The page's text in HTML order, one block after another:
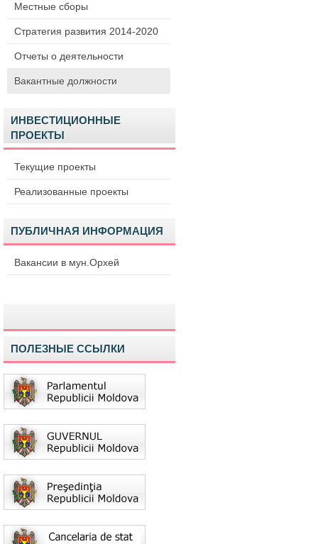
Местные сборы
Стратегия развития 2014-2020
Отчеты о деятельности
Вакантные должности
ИНВЕСТИЦИОННЫЕ
ПРОЕКТЫ
Текущие проекты
Реализованные проекты
ПУБЛИЧНАЯ ИНФОРМАЦИЯ
Вакансии в мун.Орхей
ПОЛЕЗНЫЕ ССЫЛКИ